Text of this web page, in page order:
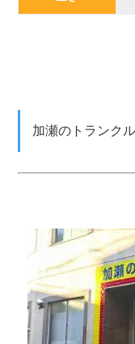
加瀬のトランク